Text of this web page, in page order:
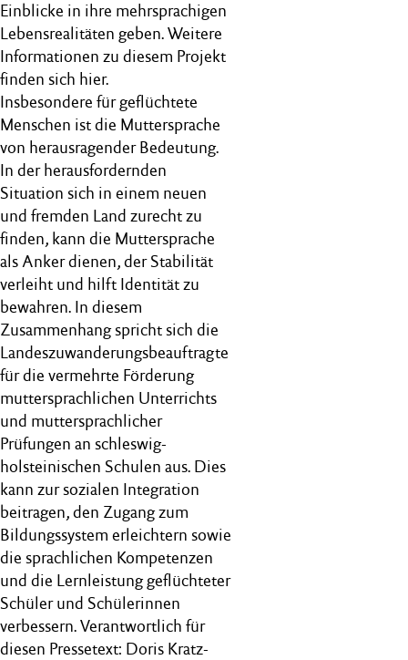
Einblicke in ihre mehrsprachigen
Lebensrealitäten geben. Weitere
Informationen zu diesem Projekt
finden sich hier.
Insbesondere für geflüchtete
Menschen ist die Muttersprache
von herausragender Bedeutung.
In der herausfordernden
Situation sich in einem neuen
und fremden Land zurecht zu
finden, kann die Muttersprache
als Anker dienen, der Stabilität
verleiht und hilft Identität zu
bewahren. In diesem
Zusammenhang spricht sich die
Landeszuwanderungsbeauftragte
für die vermehrte Förderung
muttersprachlichen Unterrichts
und muttersprachlicher
Prüfungen an schleswig-
holsteinischen Schulen aus. Dies
kann zur sozialen Integration
beitragen, den Zugang zum
Bildungssystem erleichtern sowie
die sprachlichen Kompetenzen
und die Lernleistung geflüchteter
Schüler und Schülerinnen
verbessern. Verantwortlich für
diesen Pressetext: Doris Kratz-